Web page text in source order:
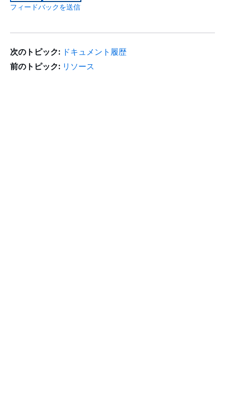
フィードバックを送信
次のトピック: ドキュメント履歴
前のトピック: リソース